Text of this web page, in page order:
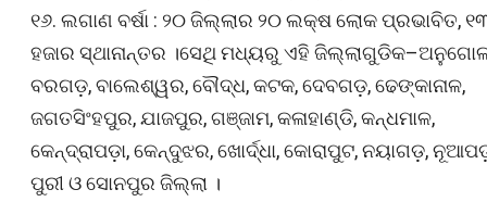
୧୬. ଲଗାଣ ବର୍ଷା : ୨୦ ଜିଲ୍ଲାର ୨୦ ଲକ୍ଷ ଲୋକ ପ୍ରଭାବିତ,
ହଜାର ସ୍ଥାନାନ୍ତର ।ସେଥି ମଧ୍ୟରୁ ଏହି
ବରଗଡ଼, ବାଲେଶ୍ୱର, ବୌଦ୍ଧ, କଟକ, ଦେବଗଡ଼, ଢେଙ୍କାନାଳ,
ଜଗତସିଂହପୁର, ଯାଜପୁର, ଗଞ୍ଜାମ, କଳାହାଣ୍ଡି, କନ୍ଧମାଳ,
କେନ୍ଦ୍ରାପଡ଼ା, କେନ୍ଦୁଝର, ଖୋର୍ଦ୍ଧା, କୋରାପୁଟ, ନୟାଗଡ଼,
ପୁରୀ ଓ ସୋନପୁର ଜିଲ୍ଲା ।